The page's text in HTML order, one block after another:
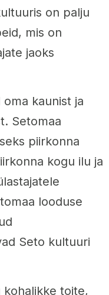
on palju
mis on
jaoks
kaunist ja
Setomaa
piirkonna
kogu ilu ja
looduse
Seto kultuuri
kohalikke toite,